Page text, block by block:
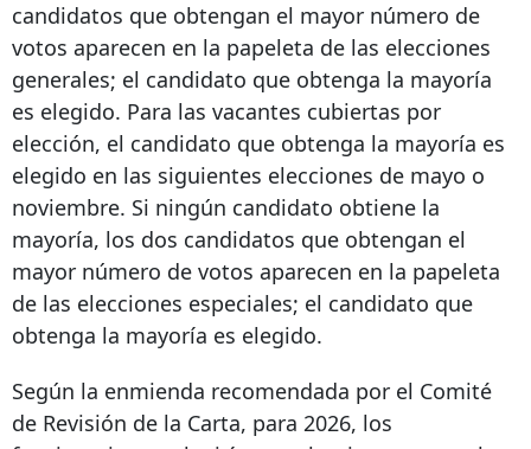
candidatos que obtengan el mayor número de
votos aparecen en la papeleta de las elecciones
generales; el candidato que obtenga la mayoría
es elegido. Para las vacantes cubiertas por
elección, el candidato que obtenga la mayoría es
elegido en las siguientes elecciones de mayo o
noviembre. Si ningún candidato obtiene la
mayoría, los dos candidatos que obtengan el
mayor número de votos aparecen en la papeleta
de las elecciones especiales; el candidato que
obtenga la mayoría es elegido.
Según la enmienda recomendada por el Comité
de Revisión de la Carta, para 2026, los